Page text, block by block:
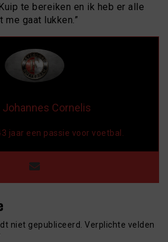
te bereiken en ik heb er alle
gaat lukken.”
Johannes Cornelis
jaar een passie voor voetbal.
niet gepubliceerd. Verplichte velden